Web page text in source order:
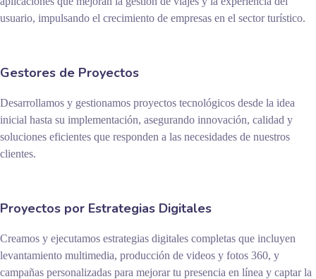
usuario, impulsando el crecimiento de empresas en el sector turístico.
Gestores de Proyectos
Desarrollamos y gestionamos proyectos tecnológicos desde la idea
inicial hasta su implementación, asegurando innovación, calidad y
soluciones eficientes que responden a las necesidades de nuestros
clientes.
Proyectos por Estrategias Digitales
Creamos y ejecutamos estrategias digitales completas que incluyen
levantamiento multimedia, producción de videos y fotos 360, y
campañas personalizadas para mejorar tu presencia en línea y captar la